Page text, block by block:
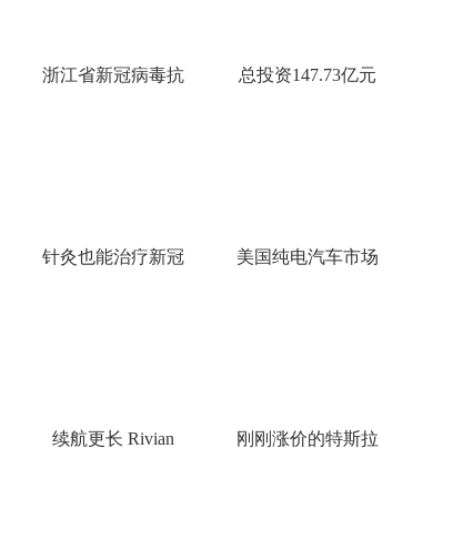
浙江省新冠病毒抗 总投资147.73亿元
针灸也能治疗新冠 美国纯电汽车市场
续航更长 Rivian 刚刚涨价的特斯拉